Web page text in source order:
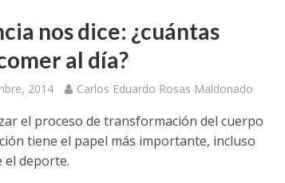
nos dice: ¿cuántas
al día?
2014 Carlos Eduardo Rosas Maldonado
el proceso de transformación del cuerpo
tiene el papel más importante, incluso
el deporte.